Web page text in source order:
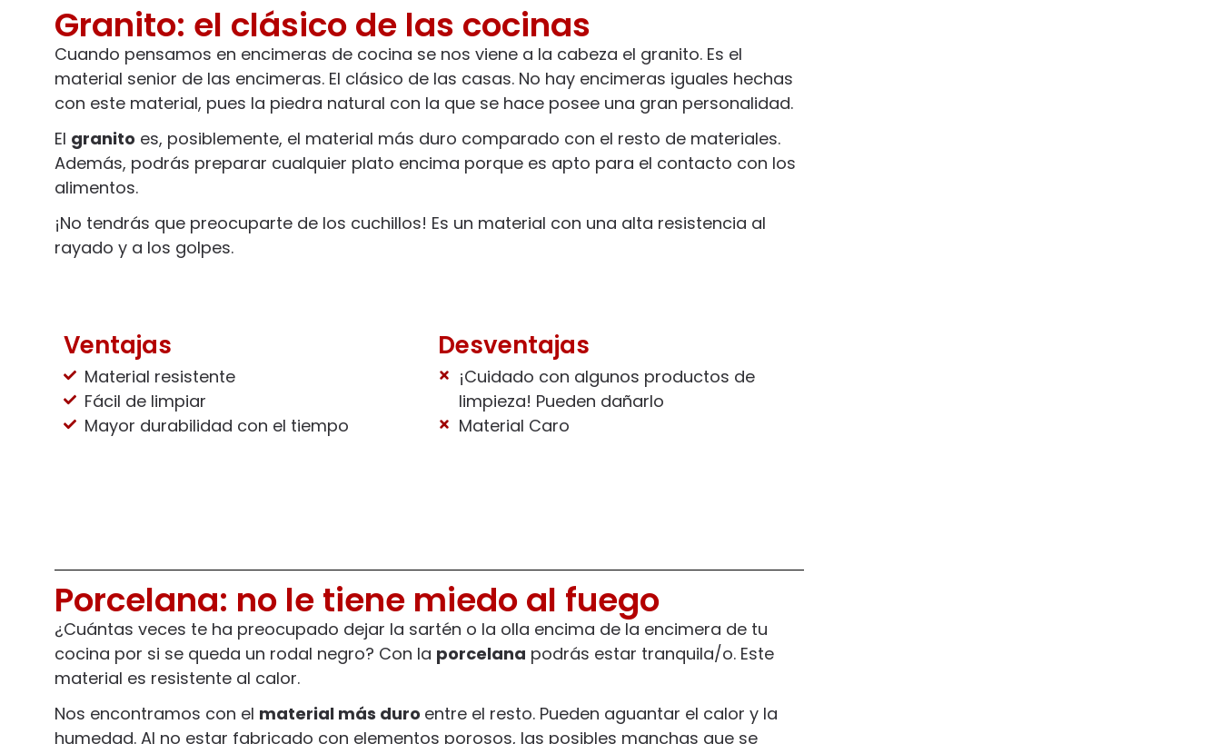
Granito: el clásico de las cocinas
Cuando pensamos en encimeras de cocina se nos viene a la cabeza el granito. Es el
material senior de las encimeras. El clásico de las casas. No hay encimeras iguales hechas
con este material, pues la piedra natural con la que se hace posee una gran personalidad.
El granito es, posiblemente, el material más duro comparado con el resto de materiales.
Además, podrás preparar cualquier plato encima porque es apto para el contacto con los
alimentos.
¡No tendrás que preocuparte de los cuchillos! Es un material con una alta resistencia al
rayado y a los golpes.
Ventajas
Material resistente
Fácil de limpiar
Mayor durabilidad con el tiempo
Desventajas
¡Cuidado con algunos productos de
limpieza! Pueden dañarlo
Material Caro
Porcelana: no le tiene miedo al fuego
¿Cuántas veces te ha preocupado dejar la sartén o la olla encima de la encimera de tu
cocina por si se queda un rodal negro? Con la porcelana podrás estar tranquila/o. Este
material es resistente al calor.
Nos encontramos con el material más duro entre el resto. Pueden aguantar el calor y la
humedad. Al no estar fabricado con elementos porosos, las posibles manchas que se